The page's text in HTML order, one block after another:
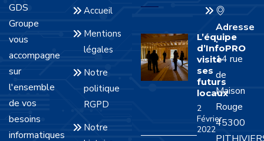
GDS
Groupe
vous
accompagne
sur
l'ensemble
de vos
besoins
informatiques
Accueil
Mentions
légales
Notre
politique
RGPD
Notre
L’équipe
d’InfoPRO
visite
ses
futurs
locaux
2
Février
2022
Adresse
:
14 rue
de
Maison
Rouge
45300